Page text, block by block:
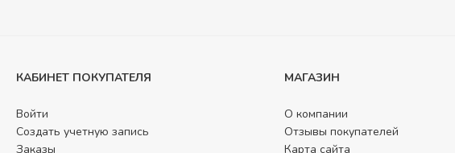
КАБИНЕТ ПОКУПАТЕЛЯ
Войти
Создать учетную запись
Заказы
МАГАЗИН
О компании
Отзывы покупателей
Карта сайта